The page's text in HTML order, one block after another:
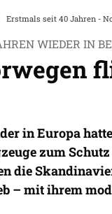
Erstmals seit 40 Jahren -
WIEDER IN
in Europa
zum
die
– mit ihrem